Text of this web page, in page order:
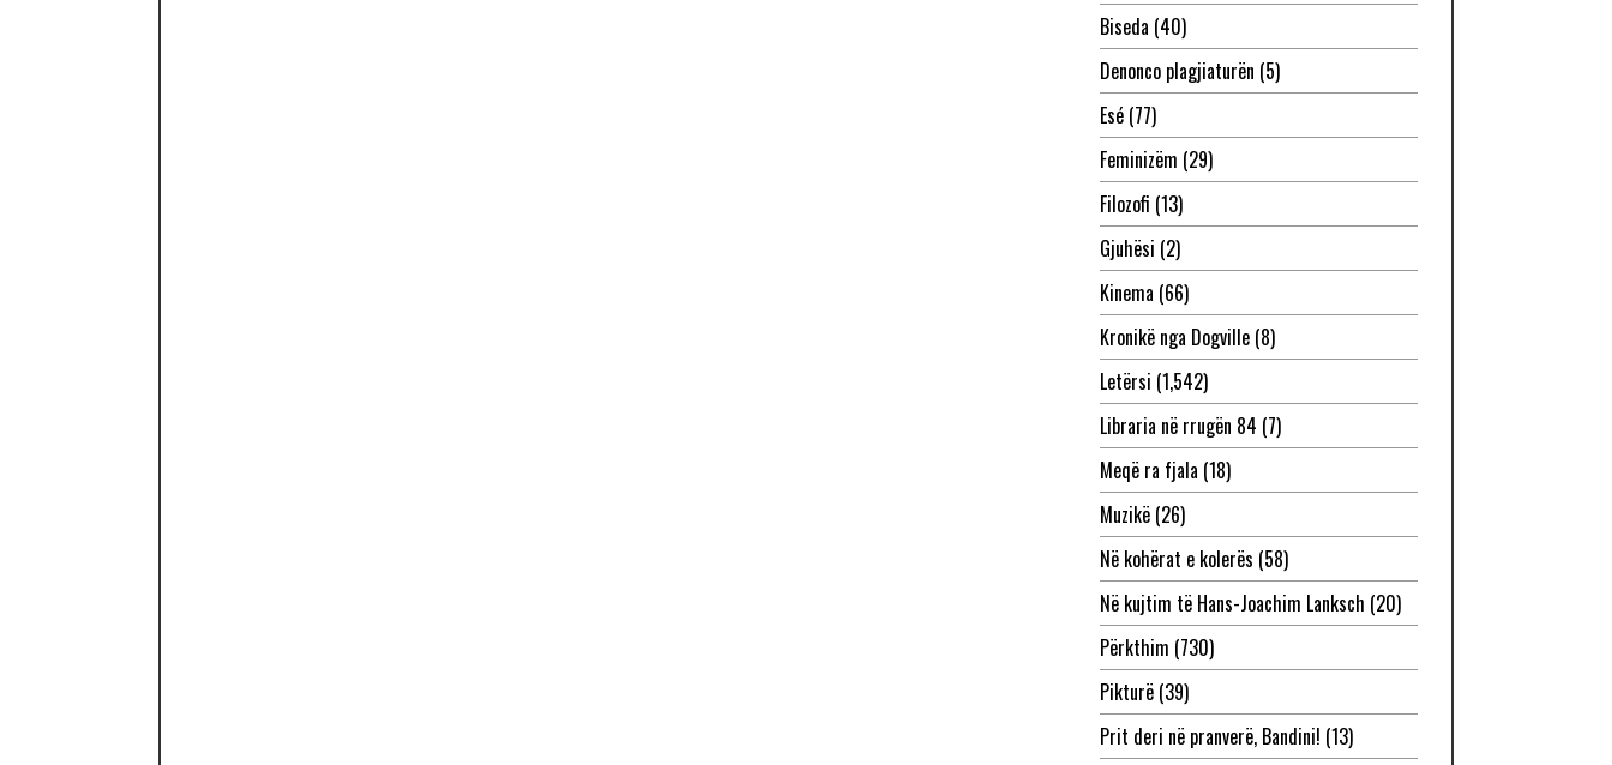
Biseda (40)
Denonco plagjiaturën (5)
Esé(77)
Feminizëm (29)
Filozofi (13)
Gjuhësi (2)
Kinema (66)
Kronikë nga Dogville(8)
Letërsi (1,542)
Libraria në rrugën 84 (7)
Meqë ra fjala (18)
Muzikë(26)
Në kohërat e kolerës (58)
Në kujtim të Hans-Joachim Lanksch (20)
Përkthim (730)
Pikturë(39)
Prit deri në pranverë, Bandini! (13)